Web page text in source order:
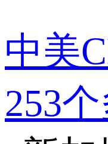
中美
253